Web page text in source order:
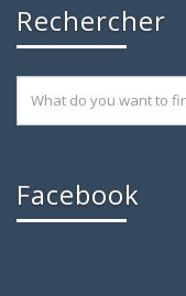
Rechercher
Facebook